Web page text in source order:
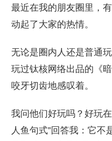
最近在我的朋友圈里，
动起了大家的热情。
无论是圈内人还是普通
玩过钛核网络出品的《
咬牙切齿地感叹着。
我问他们好玩吗？好玩
人鱼句式”回答我：它不